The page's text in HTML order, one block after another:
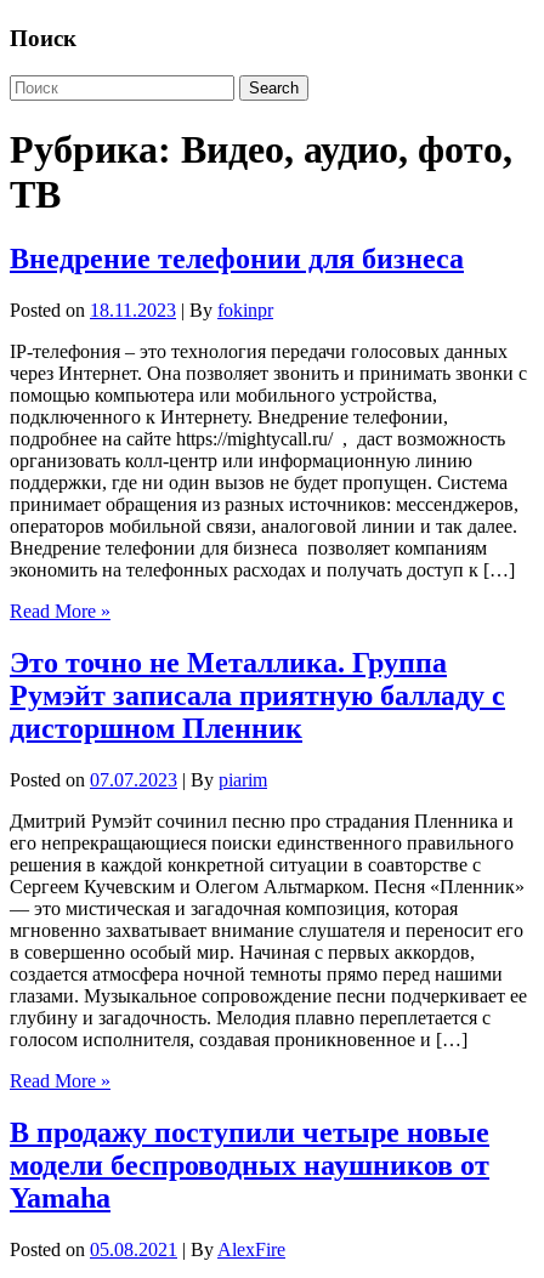
Поиск
Рубрика: Видео, аудио, фото,
ТВ
Внедрение телефонии для бизнеса
Posted on 18.11.2023 | By fokinpr
IP-телефония – это технология передачи голосовых данных
через Интернет. Она позволяет звонить и принимать звонки с
помощью компьютера или мобильного устройства,
подключенного к Интернету. Внедрение телефонии,
подробнее на сайте https://mightycall.ru/ , даст возможность
организовать колл-центр или информационную линию
поддержки, где ни один вызов не будет пропущен. Система
принимает обращения из разных источников: мессенджеров,
операторов мобильной связи, аналоговой линии и так далее.
Внедрение телефонии для бизнеса позволяет компаниям
экономить на телефонных расходах и получать доступ к […]
Read More »
Это точно не Металлика. Группа
Румэйт записала приятную балладу с
дисторшном Пленник
Posted on 07.07.2023 | By piarim
Дмитрий Румэйт сочинил песню про страдания Пленника и
его непрекращающиеся поиски единственного правильного
решения в каждой конкретной ситуации в соавторстве с
Сергеем Кучевским и Олегом Альтмарком. Песня «Пленник»
— это мистическая и загадочная композиция, которая
мгновенно захватывает внимание слушателя и переносит его
в совершенно особый мир. Начиная с первых аккордов,
создается атмосфера ночной темноты прямо перед нашими
глазами. Музыкальное сопровождение песни подчеркивает ее
глубину и загадочность. Мелодия плавно переплетается с
голосом исполнителя, создавая проникновенное и […]
Read More »
В продажу поступили четыре новые
модели беспроводных наушников от
Yamaha
Posted on 05.08.2021 | By AlexFire